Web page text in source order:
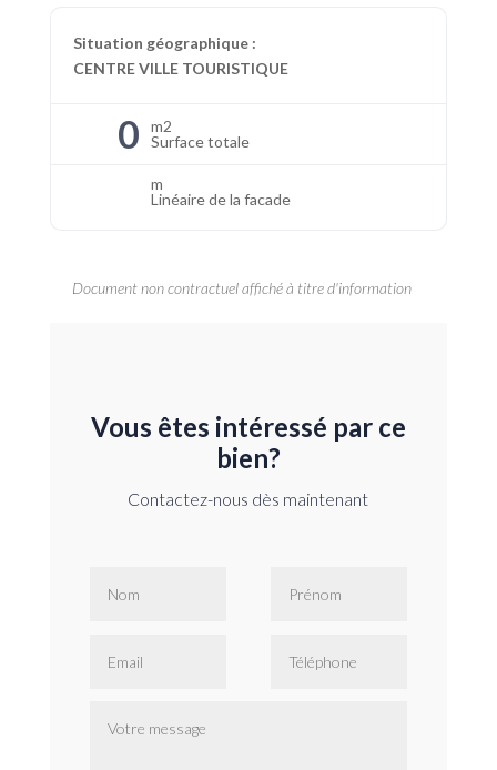
Situation géographique :
CENTRE VILLE TOURISTIQUE
0
m2
Surface totale
m
Linéaire de la facade
Document non contractuel affiché à titre d'information
Vous êtes intéressé par ce
bien?
Contactez-nous dès maintenant